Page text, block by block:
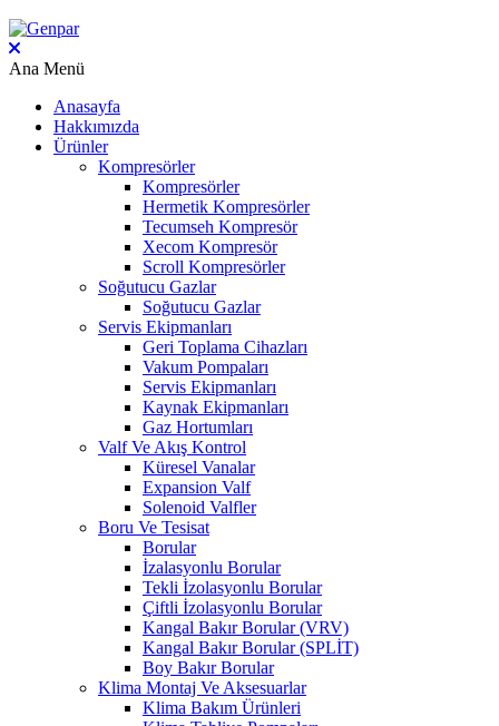
Ana Menü
Anasayfa
Hakkımızda
Ürünler
Kompresörler
Kompresörler
Hermetik Kompresörler
Tecumseh Kompresör
Xecom Kompresör
Scroll Kompresörler
Soğutucu Gazlar
Soğutucu Gazlar
Servis Ekipmanları
Geri Toplama Cihazları
Vakum Pompaları
Servis Ekipmanları
Kaynak Ekipmanları
Gaz Hortumları
Valf Ve Akış Kontrol
Küresel Vanalar
Expansion Valf
Solenoid Valfler
Boru Ve Tesisat
Borular
İzalasyonlu Borular
Tekli İzolasyonlu Borular
Çiftli İzolasyonlu Borular
Kangal Bakır Borular (VRV)
Kangal Bakır Borular (SPLİT)
Boy Bakır Borular
Klima Montaj Ve Aksesuarlar
Klima Bakım Ürünleri